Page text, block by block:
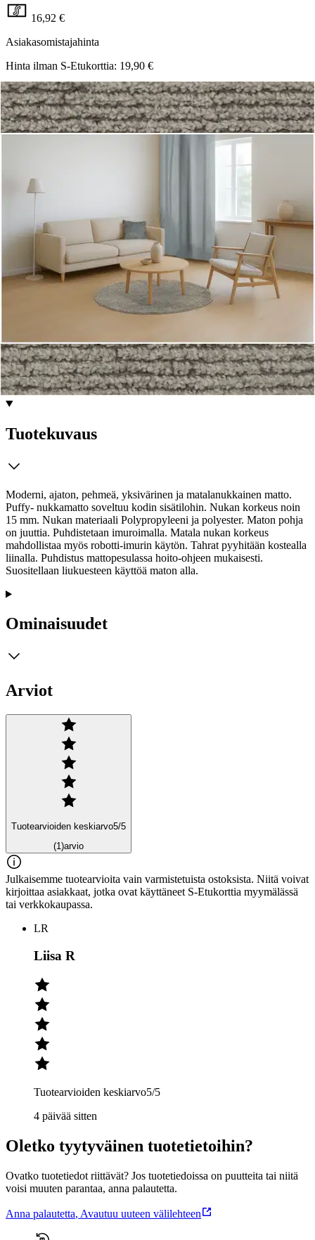
16,92 €
Asiakasomistajahinta
Hinta ilman S-Etukorttia: 19,90 €
Verkkokaupan hinta
Valitse toimitustapa
Toimitus
Ilmainen toimitus yli 100 €:n tilauksille
Postin pakettiautomaattiin tai
palvelupisteeseen!
Etu ei koske Suuri‑lisäpalvelulla toimitettavia tuotteita.
Tarkista myymäläsaatavuus
Tuotekuvaus
Moderni, ajaton, pehmeä, yksivärinen ja matalanukkainen matto.
Puffy- nukkamatto soveltuu kodin sisätilohin. Nukan korkeus noin
15 mm. Nukan materiaali Polypropyleeni ja polyester. Maton pohja
on juuttia. Puhdistetaan imuroimalla. Matala nukan korkeus
mahdollistaa myös robotti-imurin käytön. Tahrat pyyhitään kostealla
liinalla. Puhdistus mattopesulassa hoito-ohjeen mukaisesti.
Suositellaan liukuesteen käyttöä maton alla.
Ominaisuudet
Arviot
Tuotearvioiden keskiarvo5/5
(1)arvio
Julkaisemme tuotearvioita vain varmistetuista ostoksista. Niitä voivat
kirjoittaa asiakkaat, jotka ovat käyttäneet S-Etukorttia myymälässä
tai verkkokaupassa.
LR
Liisa R
Tuotearvioiden keskiarvo5/5
4 päivää sitten
Oletko tyytyväinen tuotetietoihin?
Ovatko tuotetiedot riittävät? Jos tuotetiedoissa on puutteita tai niitä
voisi muuten parantaa, anna palautetta.
Anna palautetta, Avautuu uuteen välilehteen